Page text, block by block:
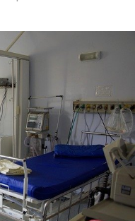
Infor­ma­tio­nen
O-Mat-Nut­zer­
den ver­schie­
ein über­ein­stim­
Nut­ze­rin­nen und
sind nur für 25 bis 45